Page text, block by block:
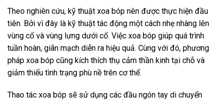
Theo nghiên cứu, kỹ thuật xoa bóp nên được thực hiện đầu
tiên. Bởi vì đây là kỹ thuật tác động một cách nhẹ nhàng lên
vùng cổ và vùng lưng dưới cổ. Việc xoa bóp giúp quá trình
tuần hoàn, giãn mạch diễn ra hiệu quả. Cùng với đó, phương
pháp xoa bóp cũng kích thích thụ cảm thần kinh tại chỗ và
giảm thiểu tình trạng phù nề trên cơ thể.
Thao tác xoa bóp sẽ sử dụng các đầu ngón tay di chuyển